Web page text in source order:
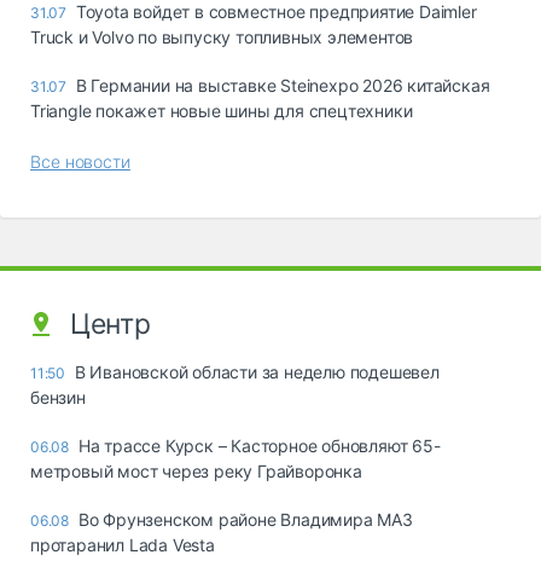
31.07 Toyota войдет в совместное предприятие Daimler
Truck и Volvo по выпуску топливных элементов
31.07
В Германии на выставке Steinexpo 2026 китайская
Triangle покажет новые шины для спецтехники
Все новости
Центр
11:50
В Ивановской области за неделю подешевел
бензин
06.08 На трассе Курск – Касторное обновляют 65-
метровый мост через реку Грайворонка
06.08 Во Фрунзенском районе Владимира МАЗ
протаранил Lada Vesta